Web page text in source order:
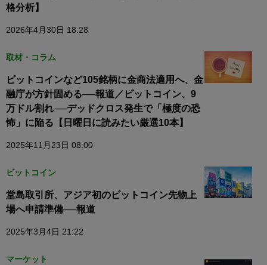
格分析】
2026年4月30日 18:28
取材・コラム
ビットコインなど105銘柄に金商法適用へ、金
融庁が方針固める──報道／ビットコイン、9
万ドル割れ──デッドクロス発生で「極度の恐
怖」に陥る【日曜日に読みたい厳選10本】
2025年11月23日 08:00
ビットコイン
堂島取引所、アジア初のビットコイン先物上
場へ申請準備──報道
2025年3月4日 21:22
マーケット